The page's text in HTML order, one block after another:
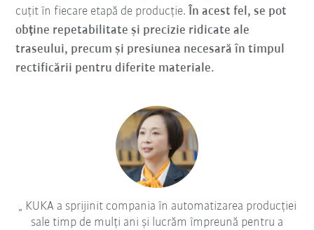
cuțit în fiecare etapă de producție. În acest fel, se pot
obține repetabilitate și precizie ridicate ale
traseului, precum și presiunea necesară în timpul
rectificării pentru diferite materiale.
KUKA a sprijinit compania în automatizarea producției
sale timp de mulți ani și lucrăm împreună pentru a